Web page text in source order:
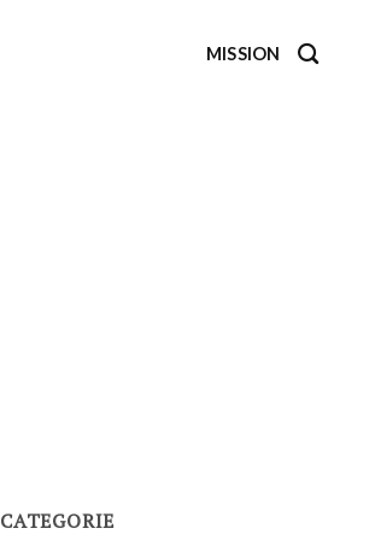
MISSION
CATEGORIE